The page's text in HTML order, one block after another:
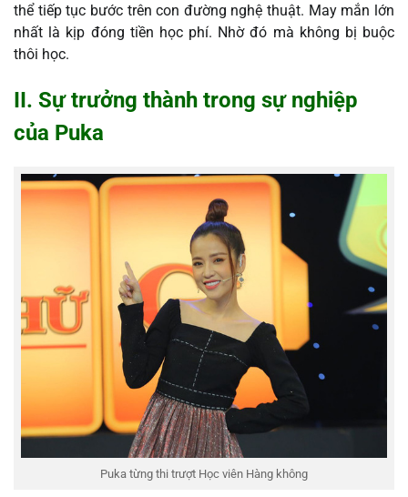
thể tiếp tục bước trên con đường nghệ thuật. May mắn lớn
nhất là kịp đóng tiền học phí. Nhờ đó mà không bị buộc
thôi học.
II. Sự trưởng thành trong sự nghiệp
của Puka
Puka từng thi trượt Học viên Hàng không